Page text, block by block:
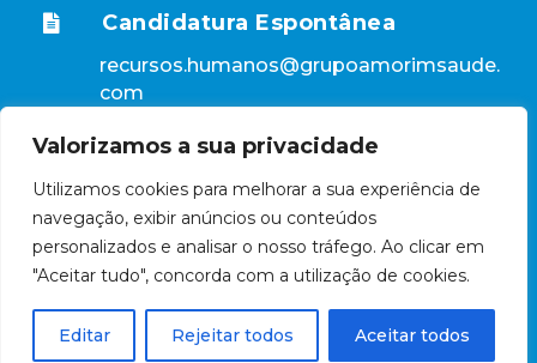
Valorizamos a sua privacidade
Utilizamos cookies para melhorar a sua experiência de
navegação, exibir anúncios ou conteúdos
personalizados e analisar o nosso tráfego. Ao clicar em
"Aceitar tudo", concorda com a utilização de cookies.
Editar Rejeitar todos Aceitar todos
 Candidatura Espontânea
recursos.humanos@grupoamorimsaude.
com
2026 | Farmácias Grupo Amorim Saúde, Todos os
direitos reservados
Políticas de Privacidade e Cookies